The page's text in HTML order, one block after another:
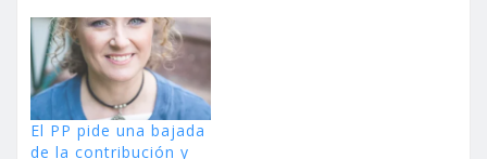
El PP pide una bajada
de la contribución y